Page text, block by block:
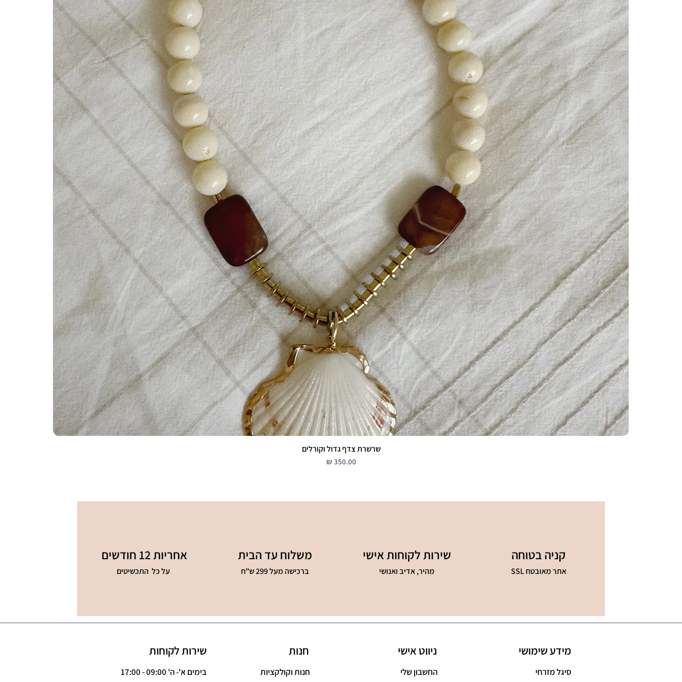
תצוגה מהירה
שרשרת צדף גדול וקורלים
מחיר
אחריות 12 חודשים
על כל התכשיטים
משלוח עד הבית
ברכישה מעל 299 ש"ח
שירות לקוחות אישי
מהיר, אדיב ואנושי
קניה בטוחה
אתר מאובטח SSL
שירות לקוחות
בימים א'- ה' 09:00 - 17:00
חנות
חנות וקולקציות
ניווט אישי
החשבון שלי
מידע שימושי
סיגל מזרחי